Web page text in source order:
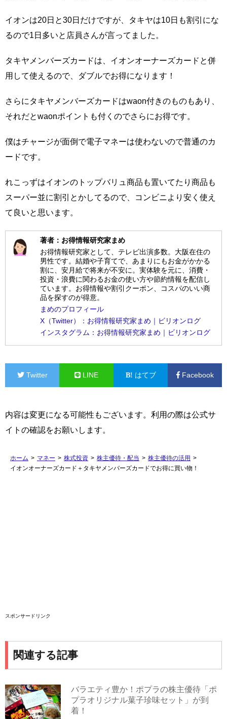
イオンは20日と30日だけですが、タキヤは10日も割引にな
るので1日多いと店員さんが言ってました。
タキヤメンバーズカードは、イオンオーナーズカードと併
用して使えるので、ダブルでお得になります！
さらにタキヤメンバーズカードはwaon付きのものもあり、
それだとwaonポイントも付くのでさらにお得です。
僕はチャージが面倒で電子マネーは使わないので普通のカ
ードです。
れこっずはイオンのトップバリュ商品も置いてたり商品も
スーパー並に割引とかしてるので、コンビニより安く使え
て良いと思います。
著者：お得情報研究家まめ
お得情報研究家として、テレビ出演多数。大阪在住の
男性です。結婚や子育てで、あまりにもお金がかかる
割に、安月給で将来が不安に。実体験を元に、消費・
投資・浪費に関わるお金の使い方や節約情報を配信し
ています。お得情報や割引クーポン、コスパのいい商
品を探すのが得意。
まめのプロフィール
X（Twitter）：お得情報研究家まめ｜ビリオンログ
インスタグラム：お得情報研究家まめ｜ビリオンログ
Twitter LINE はてブ Facebook
内容は変更になる可能性もございます。利用の際は公式サ
イトの確認をお願いします。
ホーム > マネー > 株式投資 > 株主優待・配当 > 株主優待の活用 >
イオンオーナーズカード＋タキヤメンバーズカードでお得に買い物！
スポンサードリンク
関連する記事
バラエティ豊か！ポプラの株主優待「ポ
プラオリジナル菓子珍味セット」が到
着！